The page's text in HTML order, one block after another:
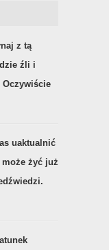
z tą
źli i
uaktualnić
żyć już